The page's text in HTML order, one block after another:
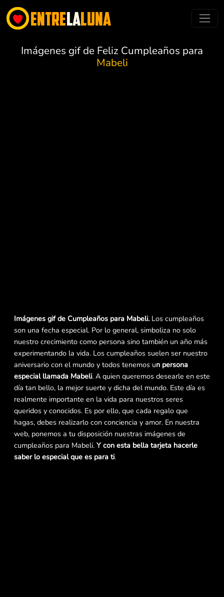
Imágenes gif de Feliz Cumpleaños para
Mabeli
Imágenes gif de Cumpleaños para Mabeli. Los cumpleaños
son una fecha especial. Por lo general, simboliza no solo
nuestro crecimiento como persona sino también un año más
experimentando la vida. Los cumpleaños suelen ser nuestro
aniversario con el mundo y todos tenemos un persona
especial llamada Mabeli. A quien queremos desearle en este
día tan bello, la mejor suerte y dicha del mundo. Este día es
realmente importante en la vida para nuestros seres
queridos y conocidos. Es por ello, que cada regalo que
hagas, debes realizarlo con conciencia y amor. En nuestra
web, ponemos a tu disposición nuestras imágenes de
cumpleaños para Mabeli. Y con esta bella tarjeta hacerle
saber lo especial que es para ti.